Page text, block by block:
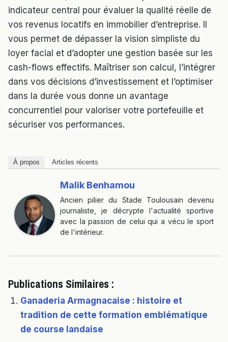
indicateur central pour évaluer la qualité réelle de
vos revenus locatifs en immobilier d’entreprise. Il
vous permet de dépasser la vision simpliste du
loyer facial et d’adopter une gestion basée sur les
cash-flows effectifs. Maîtriser son calcul, l’intégrer
dans vos décisions d’investissement et l’optimiser
dans la durée vous donne un avantage
concurrentiel pour valoriser votre portefeuille et
sécuriser vos performances.
À propos Articles récents
Malik Benhamou
Ancien pilier du Stade Toulousain devenu
journaliste, je décrypte l'actualité sportive
avec la passion de celui qui a vécu le sport
de l'intérieur.
Publications Similaires :
Ganaderia Armagnacaise : histoire et
tradition de cette formation emblématique
de course landaise